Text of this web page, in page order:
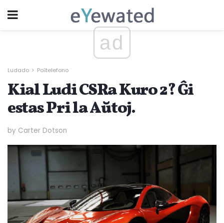
ad
Ludado Poŝtelefono
Kial Ludi CSRa Kuro 2? Ĝi
estas Pri la Aŭtoj.
by Carter Dotson